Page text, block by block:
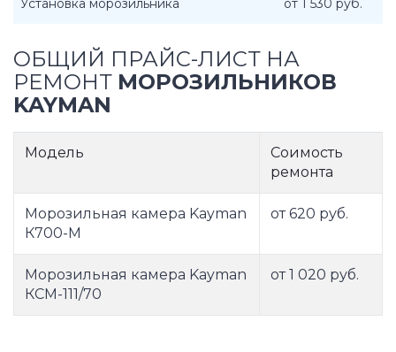
Установка морозильника от 1 530 руб.
ОБЩИЙ ПРАЙС-ЛИСТ НА
РЕМОНТ МОРОЗИЛЬНИКОВ
KAYMAN
Модель
Соимость
ремонта
Морозильная камера Kayman
К700-М
от 620 руб.
Морозильная камера Kayman
КСМ-111/70
от 1 020 руб.